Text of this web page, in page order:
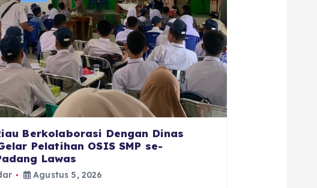
Berkolaborasi Dengan Dinas
Pelatihan OSIS SMP se-
Lawas
Agustus 5, 2026